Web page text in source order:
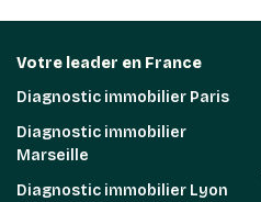
Votre leader en France
Diagnostic immobilier Paris
Diagnostic immobilier
Marseille
Diagnostic immobilier Lyon